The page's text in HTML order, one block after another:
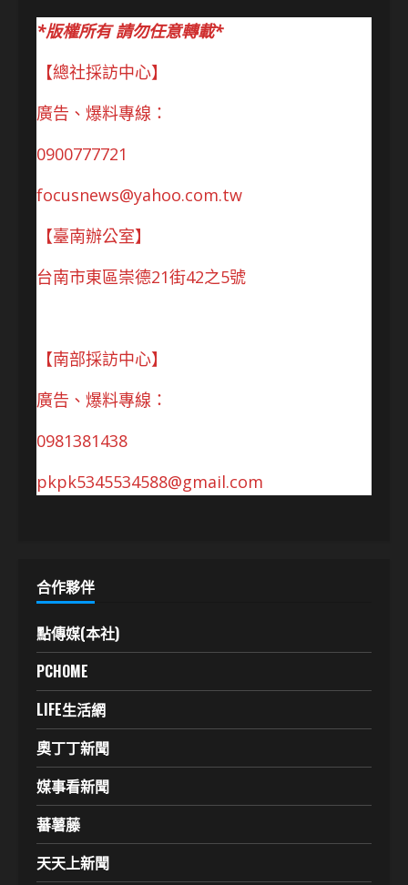
*版權所有 請勿任意轉載*
【總社採訪中心】
廣告、爆料專線：
0900777721
focusnews@yahoo.com.tw
【臺南辦公室】
台南市東區崇德21街42之5號
【南部採訪中心】
廣告、爆料專線：
0981381438
pkpk5345534588@gmail.com
合作夥伴
點傳媒(本社)
PCHOME
LIFE生活網
奧丁丁新聞
媒事看新聞
蕃薯藤
天天上新聞